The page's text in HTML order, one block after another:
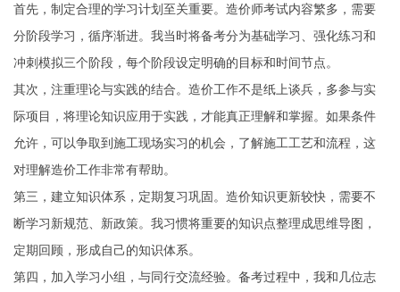
首先，制定合理的学习计划至关重要。造价师考试内容繁多，需要
分阶段学习，循序渐进。我当时将备考分为基础学习、强化练习和
冲刺模拟三个阶段，每个阶段设定明确的目标和时间节点。
其次，注重理论与实践的结合。造价工作不是纸上谈兵，多参与实
际项目，将理论知识应用于实践，才能真正理解和掌握。如果条件
允许，可以争取到施工现场实习的机会，了解施工工艺和流程，这
对理解造价工作非常有帮助。
第三，建立知识体系，定期复习巩固。造价知识更新较快，需要不
断学习新规范、新政策。我习惯将重要的知识点整理成思维导图，
定期回顾，形成自己的知识体系。
第四，加入学习小组，与同行交流经验。备考过程中，我和几位志